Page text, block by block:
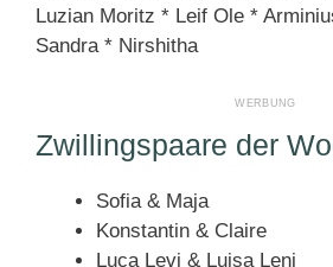
Luzian Moritz * Leif Ole *
Sandra * Nirshitha
Zwillingspaare der
Sofia & Maja
Konstantin & Claire
Luca Levi & Luisa Leni